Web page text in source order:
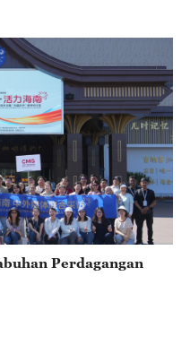
Perdagangan